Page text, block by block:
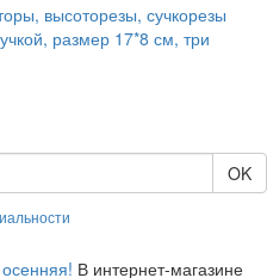
высоторезы, сучкорезы
размер 17*8 см, три
OK
В интернет-магазине